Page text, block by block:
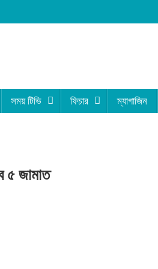
সময় টিভি ফিচার ম্যাগাজিন
৫ জামাত